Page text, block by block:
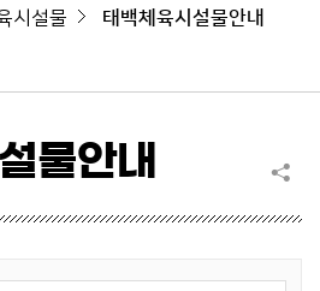
시설물 태백체육시설물안내
물안내